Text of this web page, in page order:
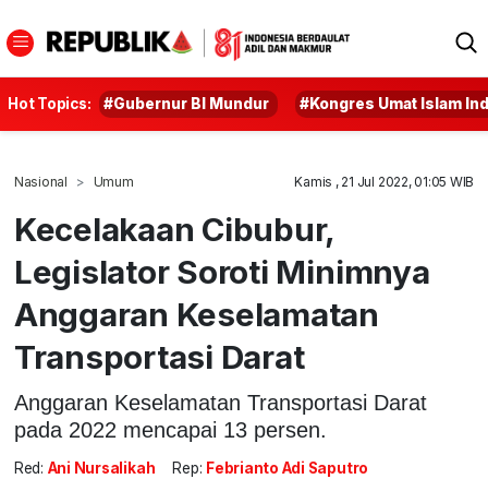
Hot Topics: #Gubernur BI Mundur #Kongres Umat Islam
Nasional Umum Kamis , 21 Jul 2022, 01:05 WIB
Kecelakaan Cibubur,
Legislator Soroti Minimnya
Anggaran Keselamatan
Transportasi Darat
Anggaran Keselamatan Transportasi Darat
pada 2022 mencapai 13 persen.
Red: Ani Nursalikah Rep: Febrianto Adi Saputro